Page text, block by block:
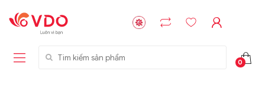
Tìm kiếm sản phẩm
0